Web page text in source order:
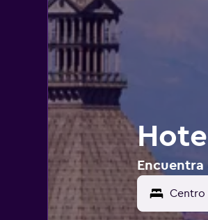
Encuentra